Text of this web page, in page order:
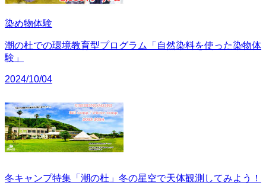
染め物体験
潮の杜での環境教育型プログラム「自然染料を使った染物体
験」
2024/10/04
冬キャンプ特集「潮の杜」冬の星空で天体観測してみよう！